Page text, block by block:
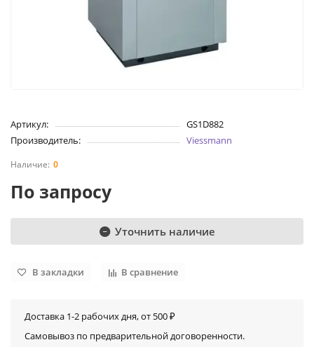
Артикул:
GS1D882
Производитель:
Viessmann
0
По запросу
Уточнить наличие
В закладки В сравнение
Доставка 1-2 рабочих дня, от 500 ₽
Самовывоз по предварительной договоренности.